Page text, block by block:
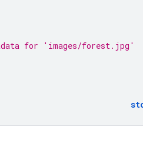
for 'images/forest.jpg'